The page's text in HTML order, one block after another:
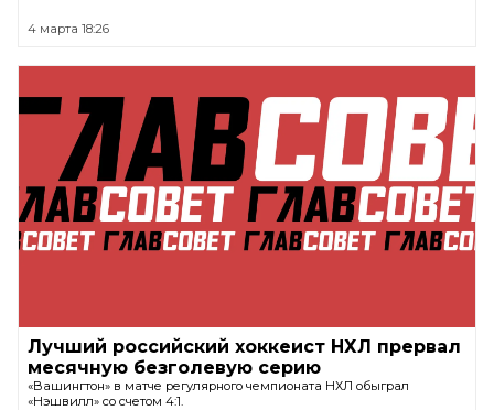
4 марта 18:26
Лучший российский хоккеист НХЛ прервал
месячную безголевую серию
«Вашингтон» в матче регулярного чемпионата НХЛ обыграл
«Нэшвилл» со счетом 4:1.